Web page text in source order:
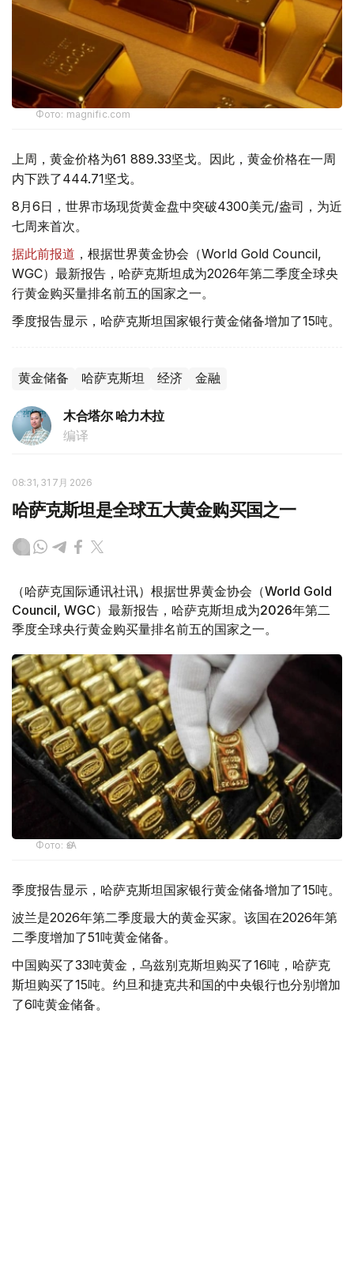
Фото: magnific.com
上周，黄金价格为61 889.33坚戈。因此，黄金价格在一周
内下跌了444.71坚戈。
8月6日，世界市场现货黄金盘中突破4300美元/盎司，为近
七周来首次。
据此前报道 ，根据世界黄金协会（World Gold Council,
WGC）最新报告，哈萨克斯坦成为2026年第二季度全球央
行黄金购买量排名前五的国家之一。
季度报告显示，哈萨克斯坦国家银行黄金储备增加了15吨。
黄金储备 哈萨克斯坦 经济 金融
木合塔尔 哈力木拉
编译
08:31, 31 7月 2026
哈萨克斯坦是全球五大黄金购买国之一
（哈萨克国际通讯社讯）根据世界黄金协会（World Gold
Council, WGC）最新报告，哈萨克斯坦成为2026年第二
季度全球央行黄金购买量排名前五的国家之一。
Фото: ӨзА
季度报告显示，哈萨克斯坦国家银行黄金储备增加了15吨。
波兰是2026年第二季度最大的黄金买家。该国在2026年第
二季度增加了51吨黄金储备。
中国购买了33吨黄金，乌兹别克斯坦购买了16吨，哈萨克
斯坦购买了15吨。约旦和捷克共和国的中央银行也分别增加
了6吨黄金储备。